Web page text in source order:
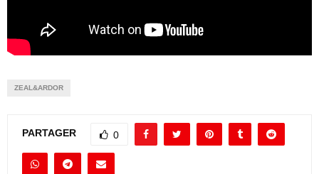
ZEAL&ARDOR
PARTAGER 0